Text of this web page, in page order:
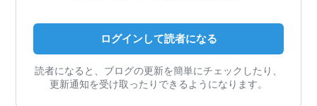
ログインして読者になる
読者になると、ブログの更新を簡単にチェックしたり、
更新通知を受け取ったりできるようになります。